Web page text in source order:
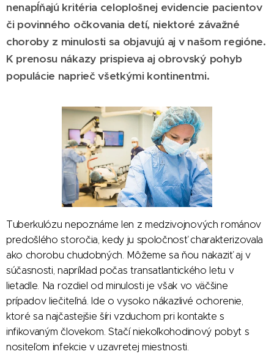
nenapĺňajú kritéria celoplošnej evidencie pacientov
či povinného očkovania detí, niektoré závažné
choroby z minulosti sa objavujú aj v našom regióne.
K prenosu nákazy prispieva aj obrovský pohyb
populácie naprieč všetkými kontinentmi.
Tuberkulózu nepoznáme len z medzivojnových románov
predošlého storočia, kedy ju spoločnosť charakterizovala
ako chorobu chudobných. Môžeme sa ňou nakaziť aj v
súčasnosti, napríklad počas transatlantického letu v
lietadle. Na rozdiel od minulosti je však vo väčšine
prípadov liečiteľná. Ide o vysoko nákazlivé ochorenie,
ktoré sa najčastejšie šíri vzduchom pri kontakte s
infikovaným človekom. Stačí niekoľkohodinový pobyt s
nositeľom infekcie v uzavretej miestnosti.